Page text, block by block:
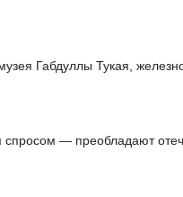
Габдуллы Тукая,
спросом — преобладают